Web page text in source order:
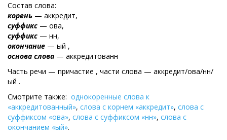
Состав слова:
корень — аккредит,
суффикс — ова,
суффикс — нн,
окончание — ый ,
основа слова — аккредитованн
Часть речи — причастие , части слова — аккредит/ова/нн/
ый .
Смотрите также: однокоренные слова к
«аккредитованный», слова с корнем «аккредит», слова с
суффиксом «ова», слова с суффиксом «нн», слова с
окончанием «ый».